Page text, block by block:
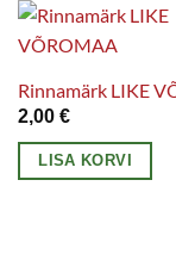
Rinnamärk LIKE
2,00 €
LISA KORVI